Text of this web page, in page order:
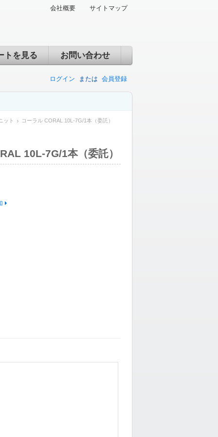
会社概要 サイトマップ
トを見る お問い合わせ
ログイン または 会員登録
ット コーラル CORAL 10L-7G/1本（委託）
10L-7G/1本（委託）